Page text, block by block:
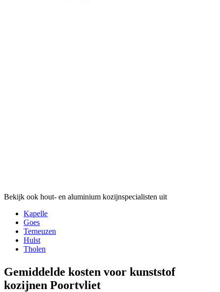
Bekijk ook hout- en aluminium kozijnspecialisten uit
Kapelle
Goes
Terneuzen
Hulst
Tholen
Gemiddelde kosten voor kunststof
kozijnen Poortvliet